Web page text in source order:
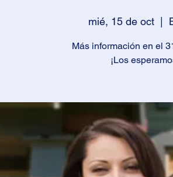
mié, 15 de oct
  |
Más información en el
¡Los